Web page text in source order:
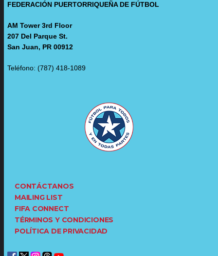
FEDERACIÓN PUERTORRIQUEÑA DE FÚTBOL
AM Tower 3rd Floor
207 Del Parque St.
San Juan, PR 00912
Teléfono: (787) 418-1089
CONTÁCTANOS
MAILING LIST
FIFA CONNECT
TÉRMINOS Y CONDICIONES
POLÍTICA DE PRIVACIDAD